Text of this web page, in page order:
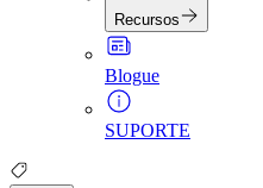
Recursos
Blogue
SUPORTE